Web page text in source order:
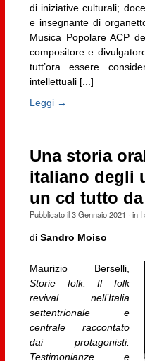
di iniziative culturali;
e insegnante di
Musica Popolare ACP
compositore e
tutt’ora essere
intellettuali [...]
Leggi →
Una storia
italiano degli
un cd tutto
Pubblicato il3 Gennaio 2021 · in I
di Sandro Moiso
Maurizio Berselli,
Storie folk. Il folk
revival nell’Italia
settentrionale e
centrale raccontato
dai protagonisti.
Testimonianze e